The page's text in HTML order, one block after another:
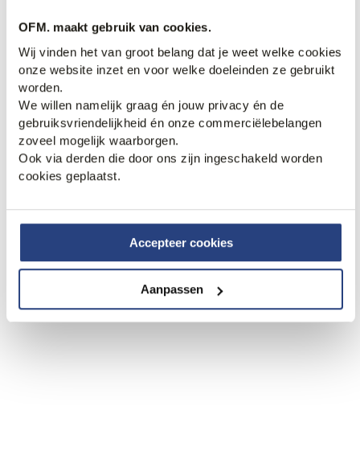
OFM. maakt gebruik van cookies.
Wij vinden het van groot belang dat je weet welke cookies
onze website inzet en voor welke doeleinden ze gebruikt
worden.
We willen namelijk graag én jouw privacy én de
gebruiksvriendelijkheid én onze commerciëlebelangen
zoveel mogelijk waarborgen.
Ook via derden die door ons zijn ingeschakeld worden
cookies geplaatst.
Accepteer cookies
Aanpassen
4. Op pad in een klassieke
outfit
Liever een actievere date? Dan is samen op pad
gaan perfect. Je kan een drankje doen in een stad
die jullie nog niet kennen. Of elkaar verrassen met
een boottocht. Ga bij deze date voor een klassieke
of chino. Maak de outfit af met witte sneakers en zo
kan jij de date aan!